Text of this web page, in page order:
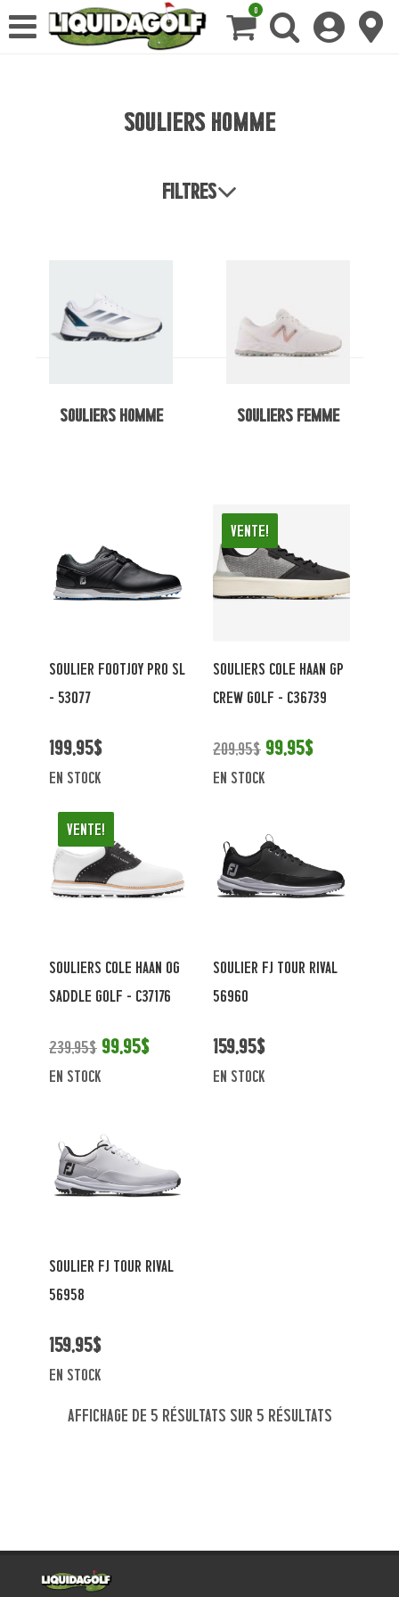
0
Souliers homme
Filtres
Souliers homme Souliers femme
SOULIER FOOTJOY PRO SL
- 53077
199,95$
en stock
Vente!
SOULIERS COLE HAAN GP
CREW GOLF - C36739
209,95$ 99,95$
en stock
Vente!
SOULIERS COLE HAAN OG
SADDLE GOLF - C37176
239,95$ 99,95$
en stock
SOULIER FJ TOUR RIVAL
56960
159,95$
en stock
SOULIER FJ TOUR RIVAL
56958
159,95$
en stock
Affichage de 5 résultats sur 5 résultats